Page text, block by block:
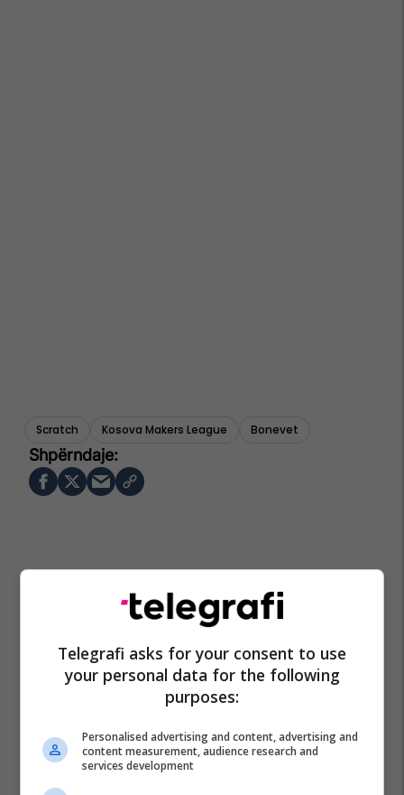
Scratch Kosova Makers League Bonevet
Telegrafi asks for your consent to use
your personal data for the following
purposes:
Personalised advertising and content, advertising and
content measurement, audience research and
services development